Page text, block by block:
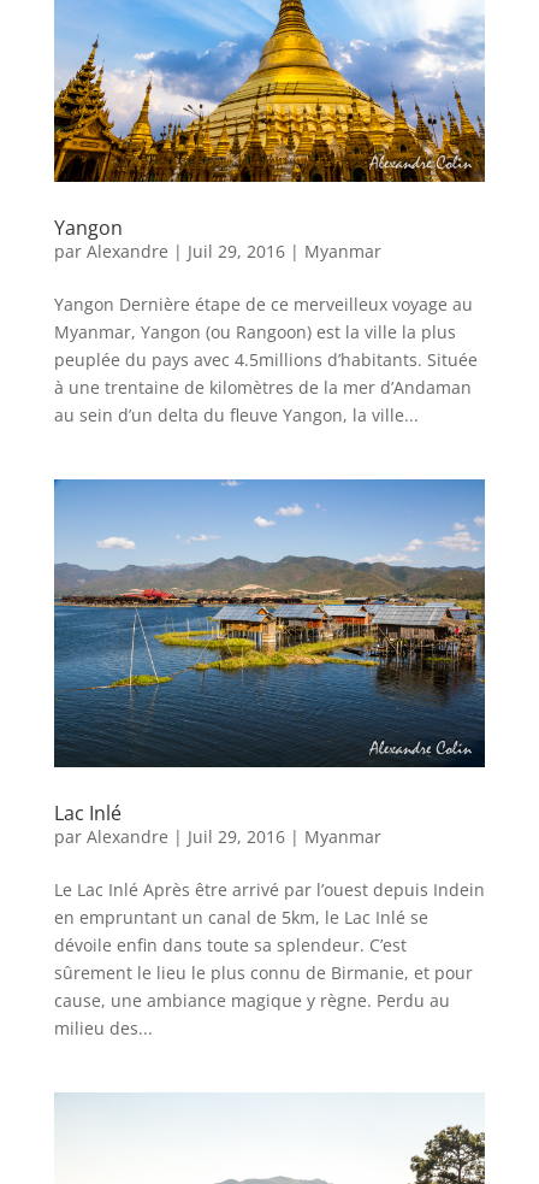
Yangon
par Alexandre | Juil 29, 2016| Myanmar
Yangon Dernière étape de ce merveilleux voyage au
Myanmar, Yangon (ou Rangoon) est la ville la plus
peuplée du pays avec 4.5millions d’habitants. Située
à une trentaine de kilomètres de la mer d’Andaman
au sein d’un delta du fleuve Yangon, la ville...
Lac Inlé
par Alexandre | Juil 29, 2016| Myanmar
Le Lac Inlé Après être arrivé par l’ouest depuis Indein
en empruntant un canal de 5km, le Lac Inlé se
dévoile enfin dans toute sa splendeur. C’est
sûrement le lieu le plus connu de Birmanie, et pour
cause, une ambiance magique y règne. Perdu au
milieu des...